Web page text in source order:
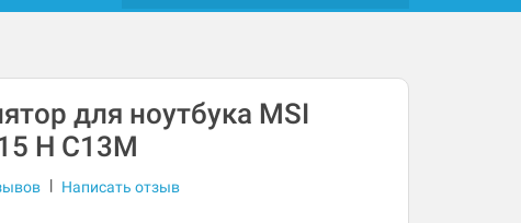
для ноутбука MSI
H C13M
| Написать отзыв